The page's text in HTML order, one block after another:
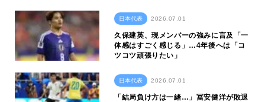
日本代表 2026.07.01
久保建英、現メンバーの強みに言及「一
体感はすごく感じる」…4年後へは「コ
ツコツ頑張りたい」
日本代表 2026.07.01
「結局負け方は一緒…」冨安健洋が敗退